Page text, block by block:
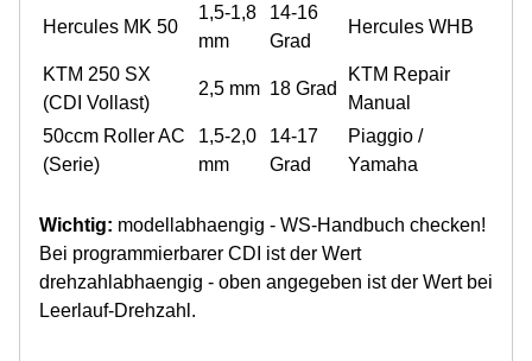
Hercules MK 50
1,5-1,8
mm
14-16
Grad
Hercules WHB
KTM 250 SX
(CDI Vollast)
2,5 mm 18 Grad
KTM Repair
Manual
50ccm Roller AC
(Serie)
1,5-2,0
mm
14-17
Grad
Piaggio /
Yamaha
Wichtig: modellabhaengig - WS-Handbuch checken!
Bei programmierbarer CDI ist der Wert
drehzahlabhaengig - oben angegeben ist der Wert bei
Leerlauf-Drehzahl.